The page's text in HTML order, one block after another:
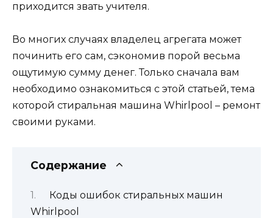
приходится звать учителя.
Во многих случаях владелец агрегата может
починить его сам, сэкономив порой весьма
ощутимую сумму денег. Только сначала вам
необходимо ознакомиться с этой статьей, тема
которой стиральная машина Whirlpool – ремонт
своими руками.
Содержание
Коды ошибок стиральных машин
Whirlpool